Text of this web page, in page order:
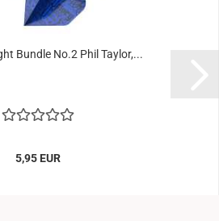
Bundle No.2 Phil Taylor,...
5,95 EUR